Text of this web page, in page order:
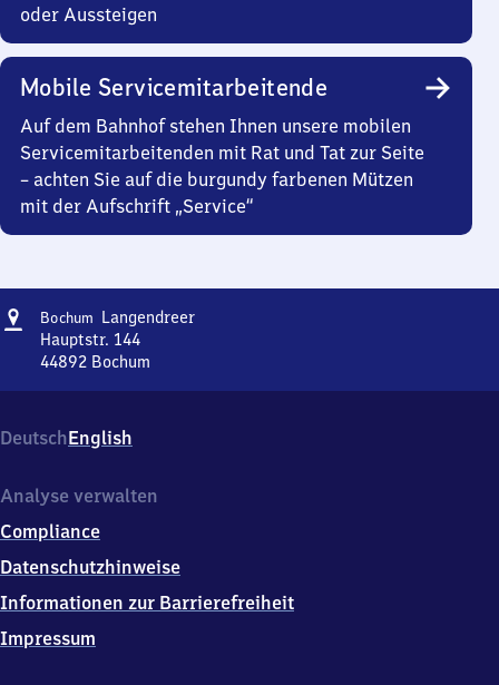
oder Aussteigen
Mobile Servicemitarbeitende
Auf dem Bahnhof stehen Ihnen unsere mobilen
Servicemitarbeitenden mit Rat und Tat zur Seite
– achten Sie auf die burgundy farbenen Mützen
mit der Aufschrift „Service“
Adresse
Bochum LangendreerBochum-
Hauptstr. 144
44892 Bochum
Hauptstr.
144,
4
9
2
DeutschEnglish
Analyse verwalten
Compliance
Datenschutzhinweise
Informationen zur Barrierefreiheit
Impressum